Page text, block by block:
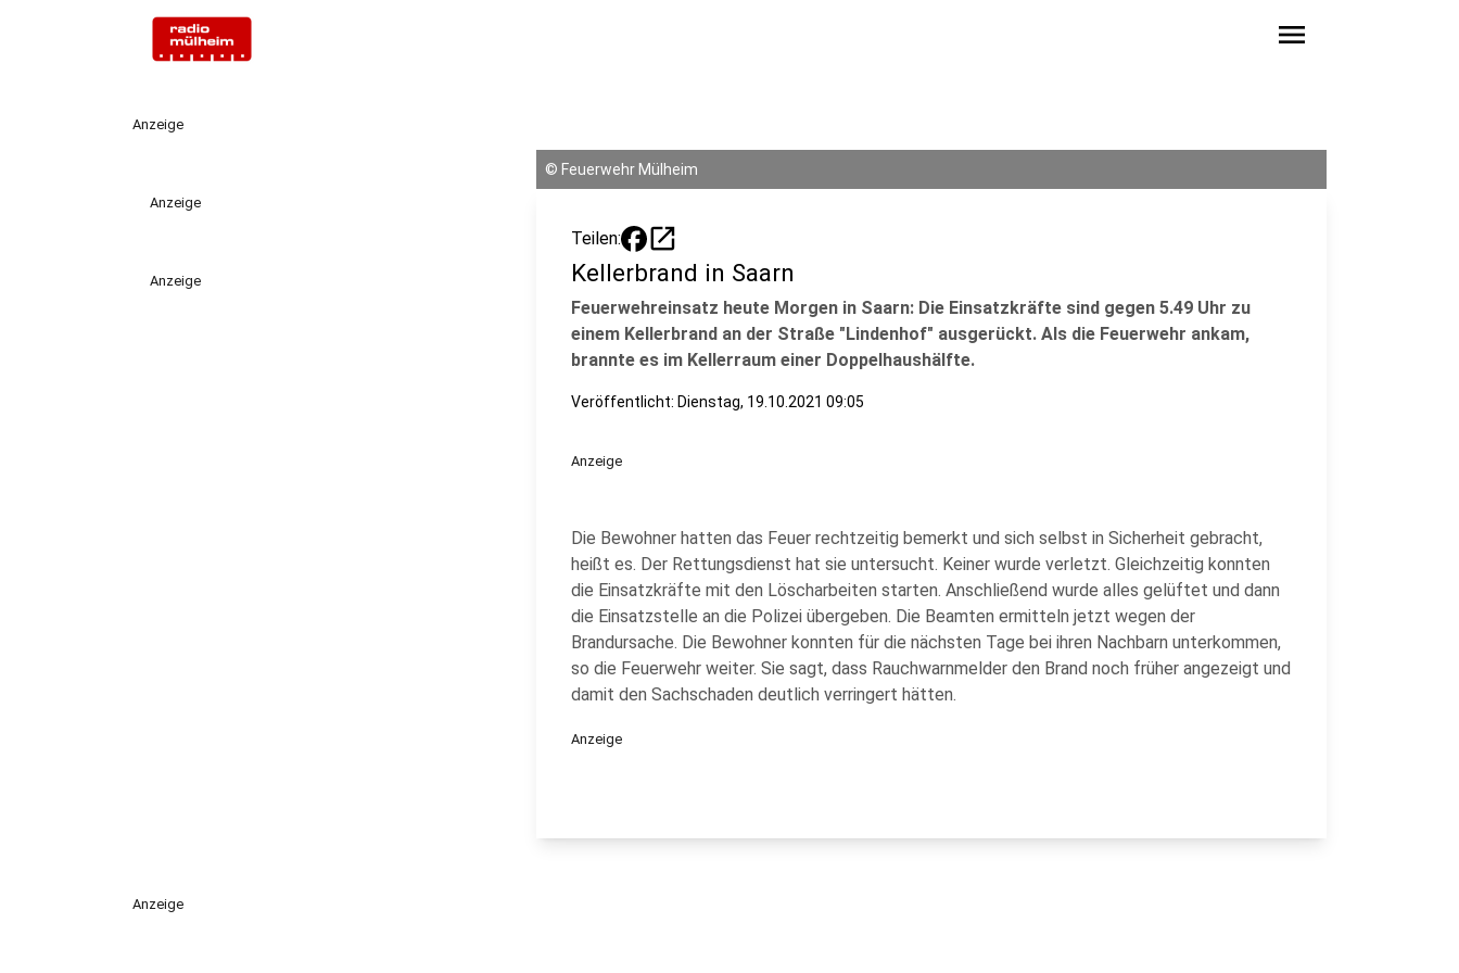
menu
Anzeige
Anzeige
Anzeige
© Feuerwehr Mülheim
Teilen: open_in_new
Kellerbrand in Saarn
Feuerwehreinsatz heute Morgen in Saarn: Die Einsatzkräfte sind gegen 5.49 Uhr zu
einem Kellerbrand an der Straße "Lindenhof" ausgerückt. Als die Feuerwehr ankam,
brannte es im Kellerraum einer Doppelhaushälfte.
Veröffentlicht: Dienstag, 19.10.2021 09:05
Anzeige
Die Bewohner hatten das Feuer rechtzeitig bemerkt und sich selbst in Sicherheit gebracht,
heißt es. Der Rettungsdienst hat sie untersucht. Keiner wurde verletzt. Gleichzeitig konnten
die Einsatzkräfte mit den Löscharbeiten starten. Anschließend wurde alles gelüftet und dann
die Einsatzstelle an die Polizei übergeben. Die Beamten ermitteln jetzt wegen der
Brandursache. Die Bewohner konnten für die nächsten Tage bei ihren Nachbarn unterkommen,
so die Feuerwehr weiter. Sie sagt, dass Rauchwarnmelder den Brand noch früher angezeigt und
damit den Sachschaden deutlich verringert hätten.
Anzeige
Anzeige